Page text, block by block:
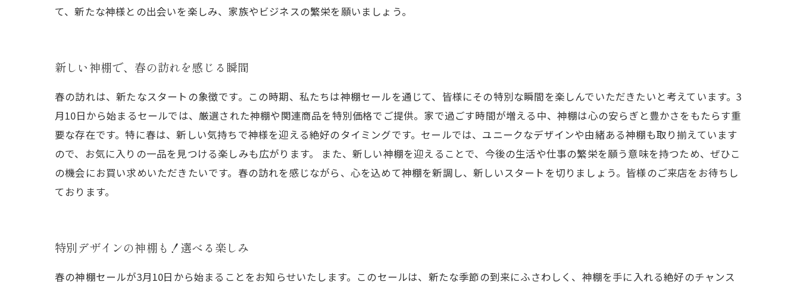
て、新たな神様との出会いを楽しみ、家族やビジネスの繁栄を願いましょう。
新しい神棚で、春の訪れを感じる瞬間
春の訪れは、新たなスタートの象徴です。この時期、私たちは神棚セールを通じて、皆様にその特別な瞬間を楽しんでいただきたいと考えています。3
月10日から始まるセールでは、厳選された神棚や関連商品を特別価格でご提供。家で過ごす時間が増える中、神棚は心の安らぎと豊かさをもたらす重
要な存在です。特に春は、新しい気持ちで神様を迎える絶好のタイミングです。セールでは、ユニークなデザインや由緒ある神棚も取り揃えています
ので、お気に入りの一品を見つける楽しみも広がります。 また、新しい神棚を迎えることで、今後の生活や仕事の繁栄を願う意味を持つため、ぜひこ
の機会にお買い求めいただきたいです。春の訪れを感じながら、心を込めて神棚を新調し、新しいスタートを切りましょう。皆様のご来店をお待ちし
ております。
特別デザインの神棚も！選べる楽しみ
春の神棚セールが3月10日から始まることをお知らせいたします。このセールは、新たな季節の到来にふさわしく、神棚を手に入れる絶好のチャンス